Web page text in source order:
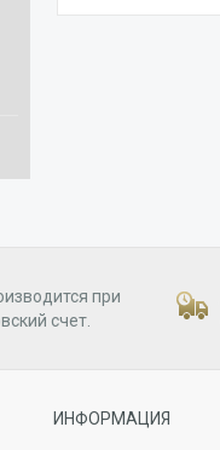
при
счет.
ИНФОРМАЦИЯ